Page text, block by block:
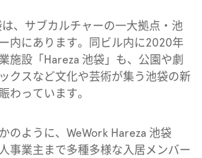
、サブカルチャーの一大拠点・池
内にあります。同ビル内に2020年
施設「Hareza 池袋」も、公園や劇
クスなど文化や芸術が集う池袋の新
わっています。
のように、WeWork Hareza 池袋
事業主まで多種多様な入居メンバー